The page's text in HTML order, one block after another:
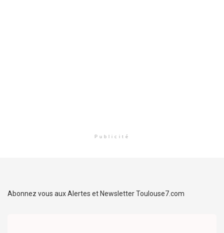
Publicité
Abonnez vous aux Alertes et Newsletter Toulouse7.com